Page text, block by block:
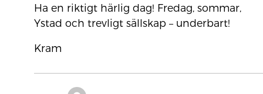
Ha en riktigt härlig dag! Fredag, sommar,
Ystad och trevligt sällskap – underbart!
Kram